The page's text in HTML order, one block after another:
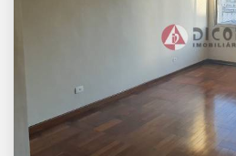
APARTAMENTO A VENDA
PROX. METRO PARAISO SP
Venda